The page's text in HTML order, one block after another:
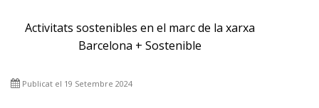
Activitats sostenibles en el marc de la xarxa
Barcelona + Sostenible
Publicat el 19 Setembre 2024